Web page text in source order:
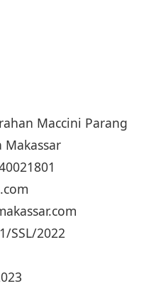
Maccini Parang
Makassar
SSL/2022